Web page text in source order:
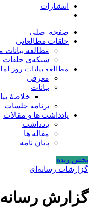
انتشارات
صفحه اصلی
حلقات مطالعاتی
مطالعه
شبکه‌ی حلقات
مطالعه بیانات روز
معرفی
بیانات
خلاصۀ
برنامه جلسات
یادداشت ها و مقالات
یادداشت
مقاله ها
پایان نامه
پخش زنده
گزارشات رسانه‌ای
گزارش